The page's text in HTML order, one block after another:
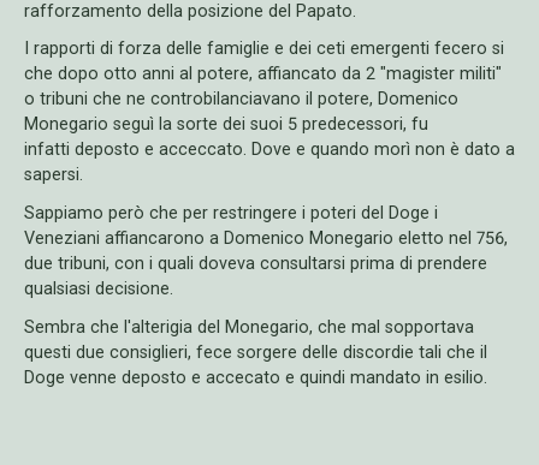
rafforzamento della posizione del Papato.
I rapporti di forza delle famiglie e dei ceti emergenti fecero si
che dopo otto anni al potere, affiancato da 2 "magister militi"
o tribuni che ne controbilanciavano il potere, Domenico
Monegario seguì la sorte dei suoi 5 predecessori, fu
infatti deposto e acceccato. Dove e quando morì non è dato a
sapersi.
Sappiamo però che per restringere i poteri del Doge i
Veneziani affiancarono a Domenico Monegario eletto nel 756,
due tribuni, con i quali doveva consultarsi prima di prendere
qualsiasi decisione.
Sembra che l'alterigia del Monegario, che mal sopportava
questi due consiglieri, fece sorgere delle discordie tali che il
Doge venne deposto e accecato e quindi mandato in esilio.